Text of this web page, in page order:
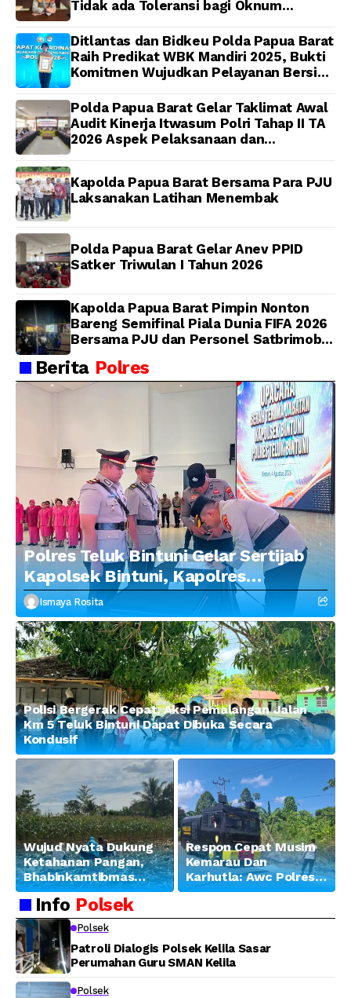
Dijadwalkan Kamis
Tidak ada Toleransi bagi Oknum
Ditlantas dan Bidkeu Polda Papua Barat
Raih Predikat WBK Mandiri 2025, Bukti
Komitmen Wujudkan Pelayanan Bersih
Polda Papua Barat Gelar Taklimat Awal
Audit Kinerja Itwasum Polri Tahap II TA
2026 Aspek Pelaksanaan dan
Kapolda Papua Barat Bersama Para PJU
Laksanakan Latihan Menembak
Polda Papua Barat Gelar Anev PPID
Satker Triwulan I Tahun 2026
Kapolda Papua Barat Pimpin Nonton
Bareng Semifinal Piala Dunia FIFA 2026
Bersama PJU dan Personel Satbrimob
Berita Polres
Polres Teluk Bintuni Gelar Sertijab
Kapolsek Bintuni, Kapolres
Tekankan Profesionalisme dan
Penguatan Sinergitas
Ismaya Rosita
Polisi Bergerak Cepat, Aksi Pemalangan Jalan
Km 5 Teluk Bintuni Dapat Dibuka Secara
Kondusif
Wujud Nyata Dukung
Ketahanan Pangan,
Bhabinkamtibmas
Banjar Ausoy Turun
Langsung Bantu
Warga Panen Jagung
Respon Cepat Musim
Kemarau Dan
Karhutla: Awc Polres
Teluk Bintuni
Lahan di Jalan Poros
Info Polsek
Polsek
Patroli Dialogis Polsek Kelila Sasar
Perumahan Guru SMAN Kelila
Polsek